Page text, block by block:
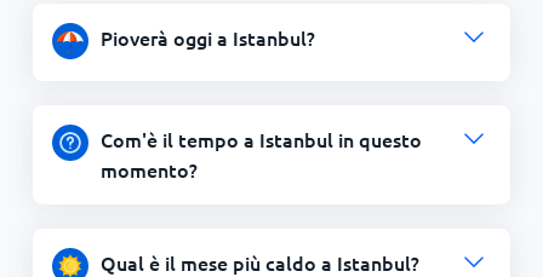
Pioverà oggi a Istanbul?
Com'è il tempo a Istanbul in questo
momento?
Qual è il mese più caldo a Istanbul?